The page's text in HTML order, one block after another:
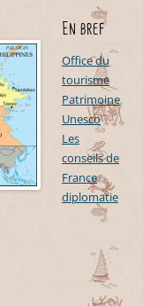
En bref
Office du
tourisme
Patrimoine
Unesco
Les
conseils de
France
diplomatie